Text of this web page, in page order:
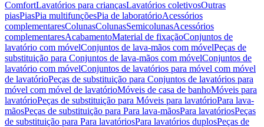
ComfortLavatórios para criançasLavatórios coletivosOutras
piasPiasPia multifunçõesPia de laboratórioAcessórios
complementaresColunasColunasSemicolunasAcessórios
complementaresAcabamentoMaterial de fixaçãoConjuntos de
lavatório com móvelConjuntos de lava-mãos com móvelPeças de
substituição para Conjuntos de lava-mãos com móvelConjuntos de
lavatório com móvelConjuntos de lavatórios para móvel com móvel
de lavatórioPeças de substituição para Conjuntos de lavatórios para
móvel com móvel de lavatórioMóveis de casa de banhoMóveis para
lavatórioPeças de substituição para Móveis para lavatórioPara lava-
mãosPeças de substituição para Para lava-mãosPara lavatóriosPeças
de substituição para Para lavatóriosPara lavatórios duplosPeças de